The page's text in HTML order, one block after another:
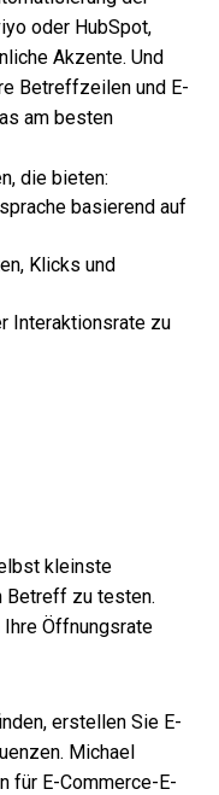
oder HubSpot,
Akzente. Und
Betreffzeilen und E-
am besten
die bieten:
basierend auf
Klicks und
Interaktionsrate zu
kleinste
Betreff zu testen.
Ihre Öffnungsrate
erstellen Sie E-
Michael
für E-Commerce-E-